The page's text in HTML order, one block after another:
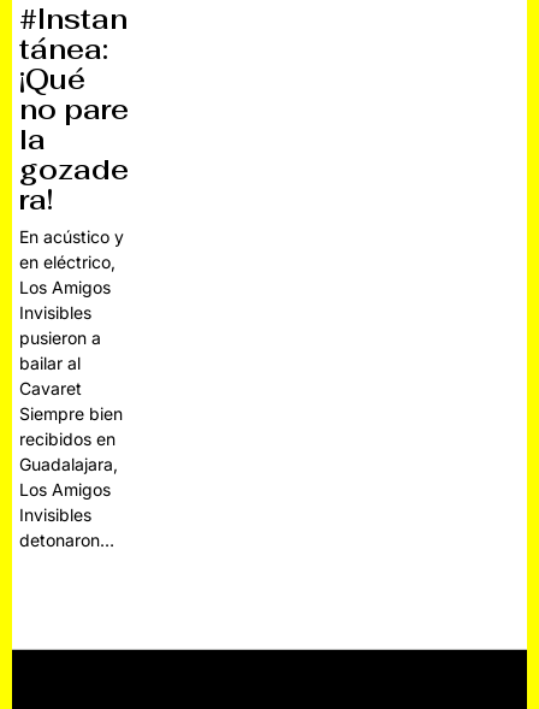
#Instan
tánea:
¡Qué
no pare
la
gozade
ra!
En acústico y
en eléctrico,
Los Amigos
Invisibles
pusieron a
bailar al
Cavaret
Siempre bien
recibidos en
Guadalajara,
Los Amigos
Invisibles
detonaron…